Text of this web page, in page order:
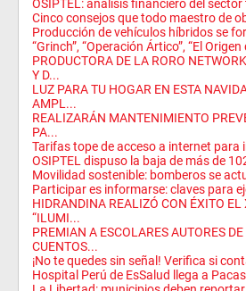
OSIPTEL: análisis financiero del
Cinco consejos que todo maestro de
Producción de vehículos híbridos se
“Grinch”, “Operación Ártico”, “El
PRODUCTORA DE LA RORO
Y D...
LUZ PARA TU HOGAR EN ESTA
AMPL...
REALIZARÁN MANTENIMIENTO
PA...
Tarifas tope de acceso a internet para
OSIPTEL dispuso la baja de más de
Movilidad sostenible: bomberos se
Participar es informarse: claves para
HIDRANDINA REALIZÓ CON ÉXITO EL
“ILUMI...
PREMIAN A ESCOLARES AUTORES
CUENTOS...
¡No te quedes sin señal! Verifica si
Hospital Perú de EsSalud llega a